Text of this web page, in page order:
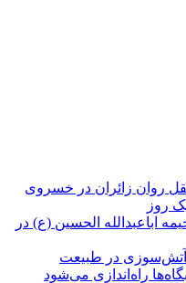
روان زائران در خسروی
اباعبدالله الحسین (ع) در
در طبیعت
راه‌اندازی می‌شود